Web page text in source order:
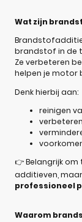
Wat zijn
brandstof in de
Ze verbeteren
helpen je motor
Denk hierbij aan:
reinigen
👉 Belangrijk
additieven, maar
professioneel
Waarom